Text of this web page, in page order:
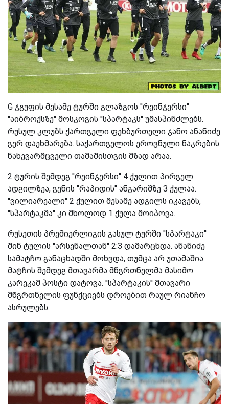
G ჯგუფის მესამე ტურში გლაზგოს ''რეინჯერსი''
''აიბროქსზე'' მოსკოვის ''სპარტაკს'' უმასპინძლებს.
რუსულ კლუბს ქართველი ფეხბურთელი ჯანო ანანიძე
ვერ დაეხმარება. საქართველოს ეროვნული ნაკრების
ნახევარმცველი თამაშისთვის მზად არაა.
2 ტურის შემდეგ ''რეინჯერსი'' 4 ქულით პირველ
ადგილზეა, ვენის ''რაპიდის'' ანგარიშზე 3 ქულაა.
''ვილიარეალი'' 2 ქულით მესამე ადგილს იკავებს,
''სპარტაკმა'' კი მხოლოდ 1 ქულა მოიპოვა.
რუსეთის პრემიერლიგის გასულ ტურში ''სპარტაკი''
შინ ტულის ''არსენალთან'' 2:3 დამარცხდა. ანანიძე
სამატჩო განაცხადში მოხვდა, თუმცა არ უთამაშია.
მატჩის შემდეგ მთავარმა მწვრთნელმა მასიმო
კარეკამ პოსტი დატოვა. ''სპარტაკის'' მთავარი
მწვრთნელის ფუნქციებს დროებით რაულ რიანჩო
ასრულებს.